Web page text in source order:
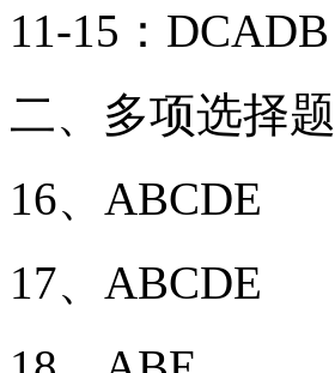
11-15：DCADB
二、多项选择题
16、ABCDE
17、ABCDE